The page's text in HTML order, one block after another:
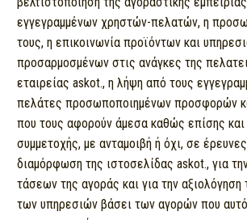
εγγεγραμμένων χρηστών-πελατών, η
τους, η επικοινωνία προϊόντων και
προσαρμοσμένων στις ανάγκες της
εταιρείας askot., η λήψη από τους
πελάτες προσωποποιημένων προσφορών
που τους αφορούν άμεσα καθώς επίσης
συμμετοχής, με ανταμοιβή ή όχι, σε
διαμόρφωση της ιστοσελίδας askot., για
τάσεων της αγοράς και για την
των υπηρεσιών βάσει των αγορών που